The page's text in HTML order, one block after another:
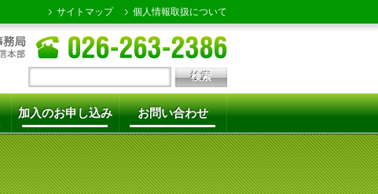
サイトマップ 個人情報取扱について
加入のお申し込み お問い合わせ